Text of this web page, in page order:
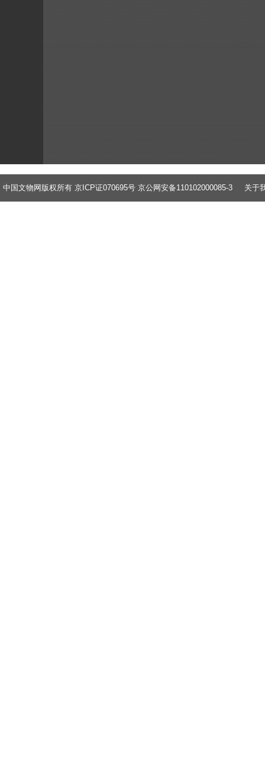
中国文物网版权所有 京ICP证070695号 京公网安备110102000085-3 关于